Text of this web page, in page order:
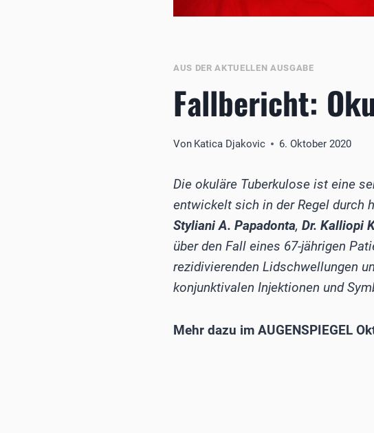
AUS DER AKTUELLEN AUSGABE
Fallbericht:
Von Katica Djakovic 6. Oktober 2020
Die okuläre Tuberkulose ist eine
entwickelt sich in der Regel durch
Styliani A. Papadonta, Dr. Kalliopi
über den Fall eines 67-jährigen
rezidivierenden Lidschwellungen
konjunktivalen Injektionen und
Mehr dazu im AUGENSPIEGEL